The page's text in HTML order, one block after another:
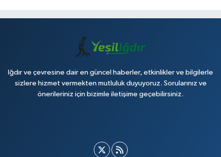
Iğdır ve çevresine dair en güncel haberler, etkinlikler ve bilgilerle
sizlere hizmet vermekten mutluluk duyuyoruz. Sorularınız ve
önerileriniz için bizimle iletişime geçebilirsiniz.